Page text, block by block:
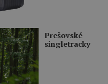
Prešovské
singletracky